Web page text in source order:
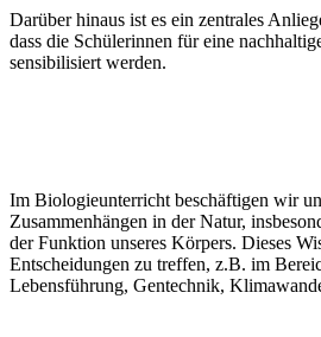
Darüber hinaus ist es ein zentrales
dass die Schülerinnen für eine
sensibilisiert werden.
Im Biologieunterricht beschäftigen wir
Zusammenhängen in der Natur,
der Funktion unseres Körpers. Dieses
Entscheidungen zu treffen, z.B. im
Lebensführung, Gentechnik,